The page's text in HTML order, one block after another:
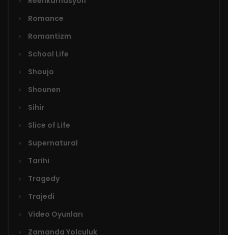
Romance
Romantizm
School Life
Shoujo
Shounen
Sihir
Slice of Life
Supernatural
Tarihi
Tragedy
Trajedi
Video Oyunları
Zamanda Yolculuk